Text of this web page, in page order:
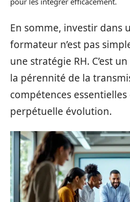
En somme, investir dans
formateur n’est pas
une stratégie RH. C’est
la pérennité de la
compétences
perpétuelle évolution.